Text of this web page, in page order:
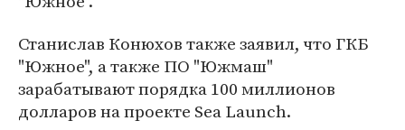
Станислав Конюхов также заявил, что ГКБ
"Южное", а также ПО "Южмаш"
зарабатывают порядка 100 миллионов
долларов на проекте Sea Launch.